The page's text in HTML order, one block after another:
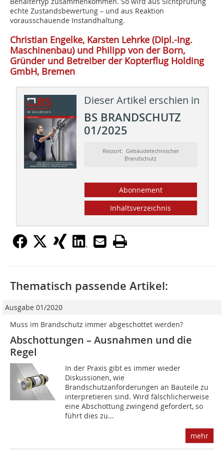
echte Zustandsbewertung – und aus Reaktion
vorausschauende Instandhaltung.
Christian Engelke, Karsten Lehrke (Dipl.-Ing.
Maschinenbau) und Philipp von der Born,
Gründer und Betreiber der Kopterflug Holding
GmbH, Bremen
Dieser Artikel erschien in
BS BRANDSCHUTZ
01/2025
Ressort: Gebäudetechnischer
Brandschutz
Abonnement
Inhaltsverzeichnis
Thematisch passende Artikel:
Ausgabe 01/2020
Muss im Brandschutz immer abgeschottet werden?
Abschottungen – Ausnahmen und die
Regel
In der Praxis gibt es immer wieder
Diskussionen, wie
Brandschutzanforderungen an Bauteile zu
interpretieren sind. Wird fälschlicherweise
eine Abschottung zwingend gefordert, so
führt dies zu...
mehr